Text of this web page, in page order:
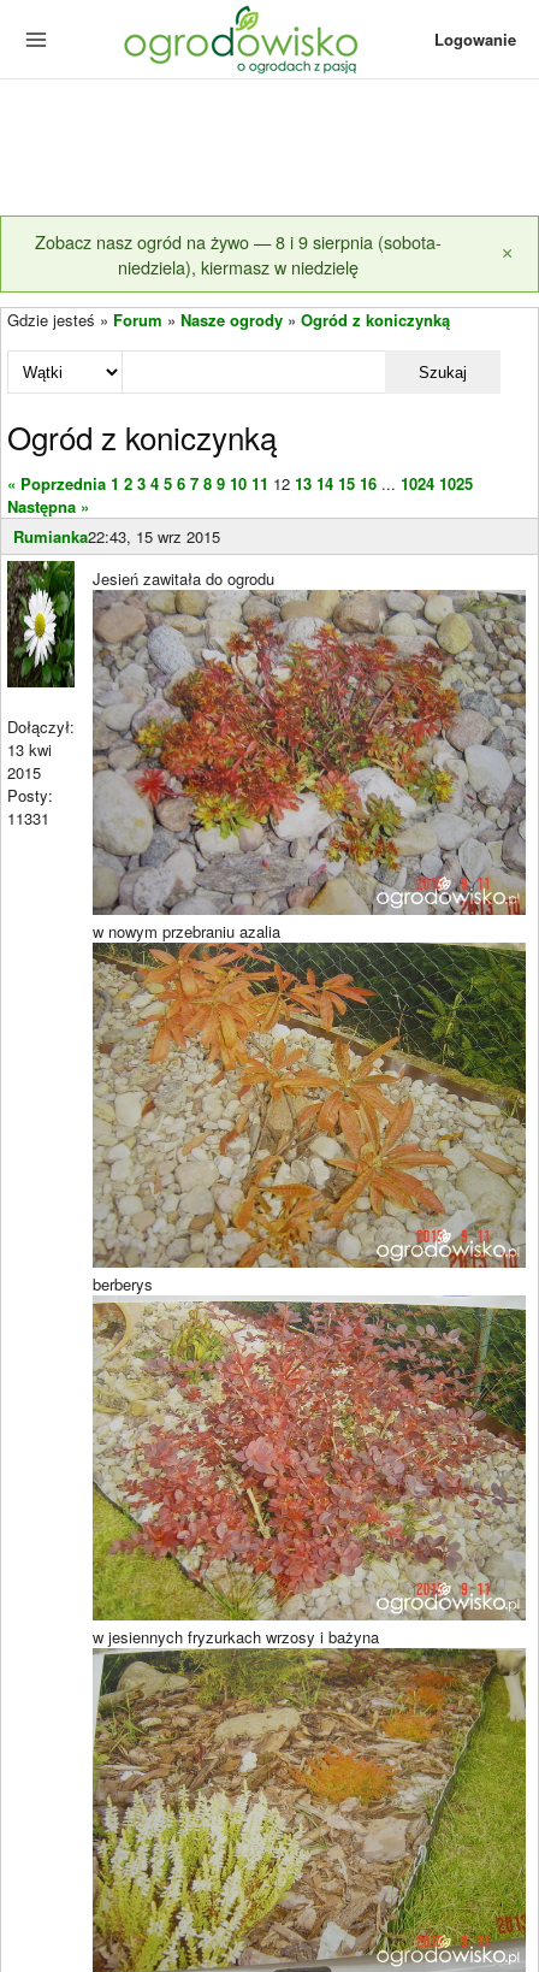
Logowanie
Zobacz nasz ogród na żywo — 8 i 9 sierpnia (sobota-
niedziela), kiermasz w niedzielę
×
Gdzie jesteś » Forum » Nasze ogrody » Ogród z koniczynką
Szukaj
Ogród z koniczynką
« Poprzednia 1 2 3 4 5 6 7 8 9 10 11 12 13 14 15 16 ... 1024 1025
Następna »
Rumianka22:43, 15 wrz 2015
Dołączył:
13 kwi
2015
Posty:
11331
Jesień zawitała do ogrodu
w nowym przebraniu azalia
berberys
w jesiennych fryzurkach wrzosy i bażyna